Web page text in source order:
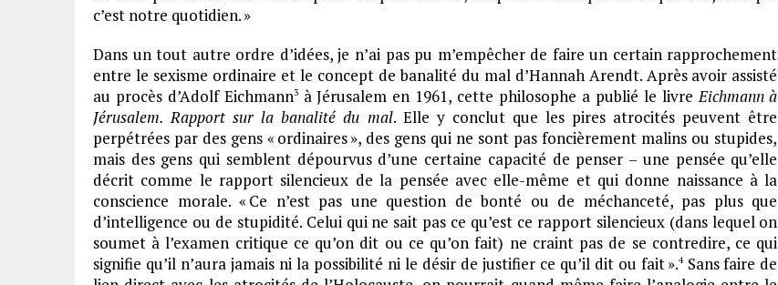
c’est notre quotidien. »
Dans un tout autre ordre d’idées, je n’ai pas pu m’empêcher de faire un certain rapprochement
entre le sexisme ordinaire et le concept de banalité du mal d’Hannah Arendt. Après avoir assisté
au procès d’Adolf Eichmann3à Jérusalem en 1961, cette philosophe a publié le livreEichmann à
Jérusalem. Rapport sur la banalité du mal. Elle y conclut que les pires atrocités peuvent être
perpétrées par des gens « ordinaires », des gens qui ne sont pas foncièrement malins ou stupides,
mais des gens qui semblent dépourvus d’une certaine capacité de penser – une pensée qu’elle
décrit comme le rapport silencieux de la pensée avec elle-même et qui donne naissance à la
conscience morale. « Ce n’est pas une question de bonté ou de méchanceté, pas plus que
d’intelligence ou de stupidité. Celui qui ne sait pas ce qu’est ce rapport silencieux (dans lequel on
soumet à l’examen critique ce qu’on dit ou ce qu’on fait) ne craint pas de se contredire, ce qui
signifie qu’il n’aura jamais ni la possibilité ni le désir de justifier ce qu’il dit ou fait ».4Sans faire de